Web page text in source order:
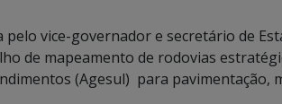
pelo vice-governador e secretário de
de mapeamento de rodovias
(Agesul) para pavimentação,